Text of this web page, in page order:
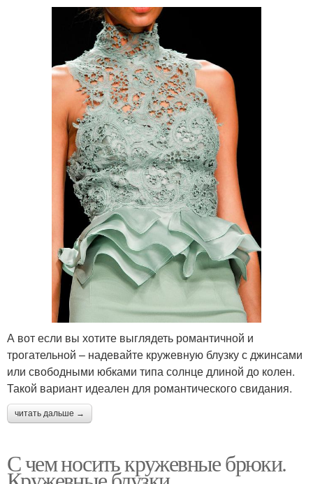
А вот если вы хотите выглядеть романтичной и
трогательной – надевайте кружевную блузку с джинсами
или свободными юбками типа солнце длиной до колен.
Такой вариант идеален для романтического свидания.
читать дальше →
С чем носить кружевные брюки.